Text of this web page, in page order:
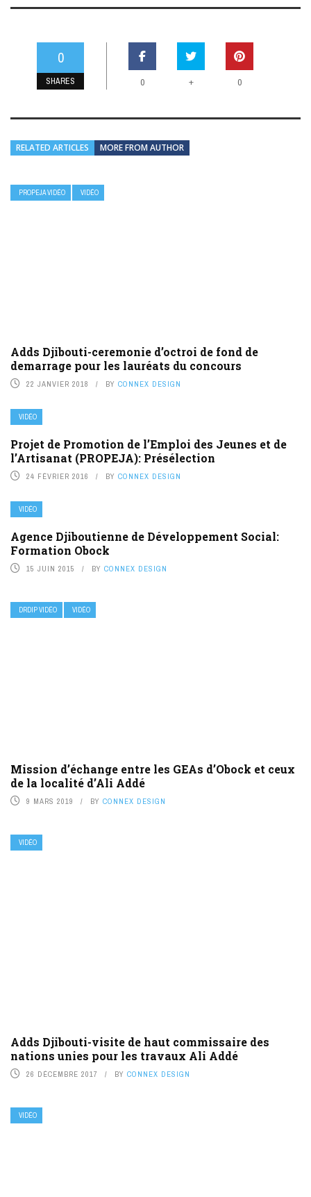
0
SHARES 0 + 0
RELATED ARTICLES MORE FROM AUTHOR
PROPEJA VIDÉO VIDÉO
Adds Djibouti-ceremonie d’octroi de fond de
demarrage pour les lauréats du concours
22 JANVIER 2018 BY CONNEX DESIGN
VIDÉO
Projet de Promotion de l’Emploi des Jeunes et de
l’Artisanat (PROPEJA): Présélection
24 FÉVRIER 2016 BY CONNEX DESIGN
VIDÉO
Agence Djiboutienne de Développement Social:
Formation Obock
15 JUIN 2015 BY CONNEX DESIGN
DRDIP VIDÉO VIDÉO
Mission d’échange entre les GEAs d’Obock et ceux
de la localité d’Ali Addé
9 MARS 2019 BY CONNEX DESIGN
VIDÉO
Adds Djibouti-visite de haut commissaire des
nations unies pour les travaux Ali Addé
26 DÉCEMBRE 2017 BY CONNEX DESIGN
VIDÉO